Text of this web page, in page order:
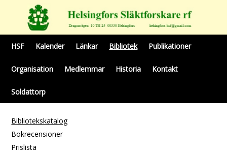
HSF Kalender Länkar Bibliotek Publikationer
Organisation Medlemmar Historia Kontakt
Soldattorp
Bibliotekskatalog
Bokrecensioner
Prislista